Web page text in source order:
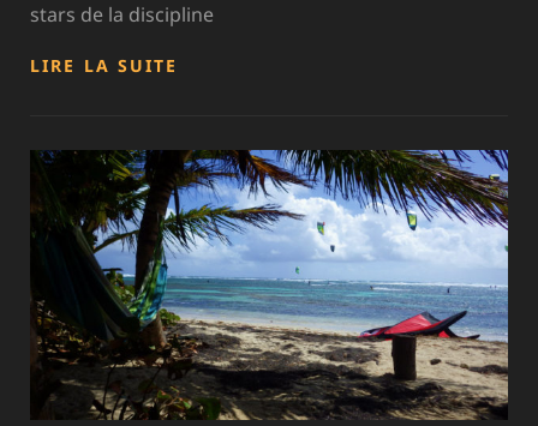
stars de la discipline
LIRE LA SUITE
–
SANTA
MARIA